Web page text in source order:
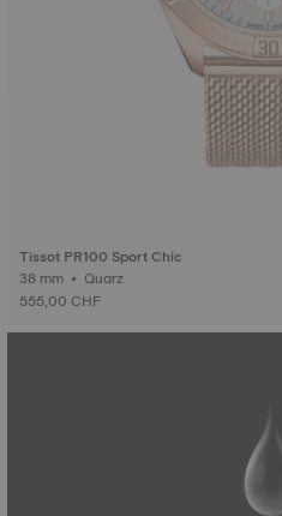
Tissot PR100 Sport Chic
38 mm • Quarz
555,00 CHF